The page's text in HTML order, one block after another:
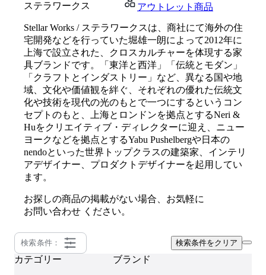
アウトレット商品
ステラワークス
Stellar Works / ステラワークスは、商社にて海外の住
宅開発などを行っていた堀雄一朗によって2012年に
上海で設立された、クロスカルチャーを体現する家
具ブランドです。「東洋と西洋」「伝統とモダン」
「クラフトとインダストリー」など、異なる国や地
域、文化や価値観を絆ぐ、それぞれの優れた伝統文
化や技術を現代の光のもとで一つにするというコン
セプトのもと、上海とロンドンを拠点とするNeri &
Huをクリエイティブ・ディレクターに迎え、ニュー
ヨークなどを拠点とするYabu Pushelbergや日本の
nendoといった世界トップクラスの建築家、インテリ
アデザイナー、プロダクトデザイナーを起用してい
ます。
お探しの商品の掲載がない場合、お気軽に
お問い合わせ ください。
検索条件： 検索条件をクリア
カテゴリー ブランド